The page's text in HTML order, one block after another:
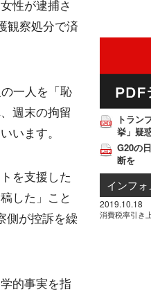
性が逮捕さ
観察処分で済
一人を「恥
週末の拘留
います。
を支援した
した」こと
側が控訴を繰
的事実を指
トラン
挙」疑
G20の
断を
インフ
2019.10.18
消費税率引き